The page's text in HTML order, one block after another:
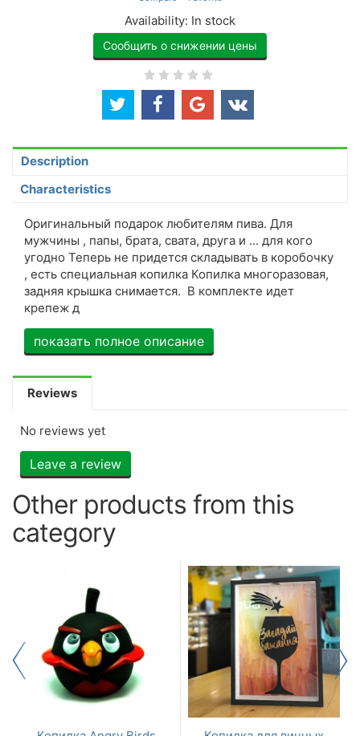
Availability: In stock
Сообщить о снижении цены
Description
Characteristics
Оригинальный подарок любителям пива. Для
мужчины , папы, брата, свата, друга и ... для кого
угодно Теперь не придется складывать в коробочку
, есть специальная копилка Копилка многоразовая,
задняя крышка снимается. В комплекте идет
крепеж д
показать полное описание
Reviews
No reviews yet
Leave a review
Other products from this
category